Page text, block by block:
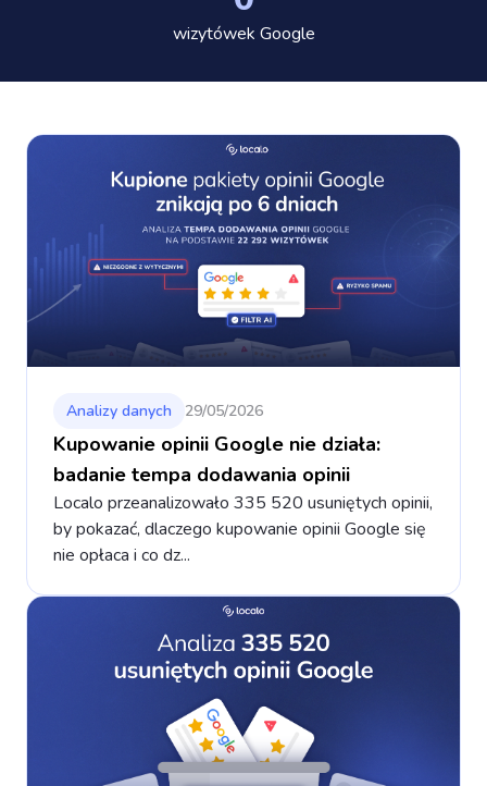
wizytówek Google
Analizy danych 29/05/2026
Kupowanie opinii Google nie działa:
badanie tempa dodawania opinii
Localo przeanalizowało 335 520 usuniętych opinii,
by pokazać, dlaczego kupowanie opinii Google się
nie opłaca i co dz...